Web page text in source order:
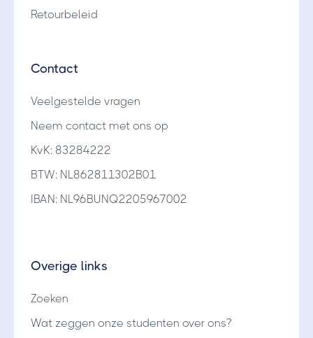
Retourbeleid
Contact
Veelgestelde vragen
Neem contact met ons op
KvK: 83284222
BTW: NL862811302B01
IBAN: NL96BUNQ2205967002
Overige links
Zoeken
Wat zeggen onze studenten over ons?